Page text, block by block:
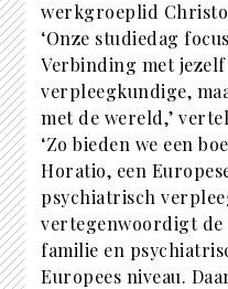
werkgroeplid
‘Onze studiedag
Verbinding met
verpleegkundige,
met de wereld,’
‘Zo bieden we een
Horatio, een
psychiatrisch
vertegenwoordigt de
familie en
Europees niveau.